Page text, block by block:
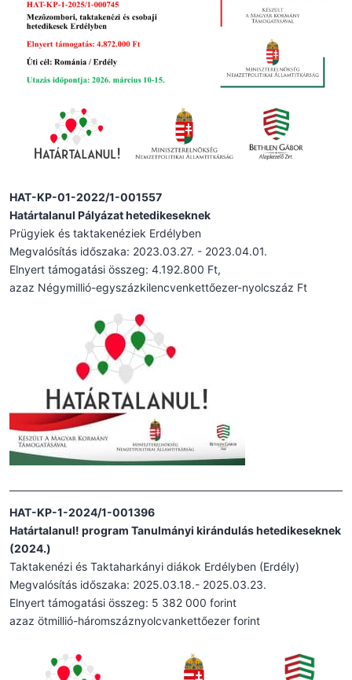
HAT-KP-01-2022/1-001557
Határtalanul Pályázat hetedikeseknek
Prügyiek és taktakenéziek Erdélyben
Megvalósítás időszaka: 2023.03.27. - 2023.04.01.
Elnyert támogatási összeg: 4.192.800 Ft,
azaz Négymillió-egyszázkilencvenkettőezer-nyolcszáz Ft
HAT-KP-1-2024/1-001396
Határtalanul! program Tanulmányi kirándulás hetedikeseknek
(2024.)
Taktakenézi és Taktaharkányi diákok Erdélyben (Erdély)
Megvalósítás időszaka: 2025.03.18.- 2025.03.23.
Elnyert támogatási összeg: 5 382 000 forint
azaz ötmillió-háromszáznyolcvankettőezer forint